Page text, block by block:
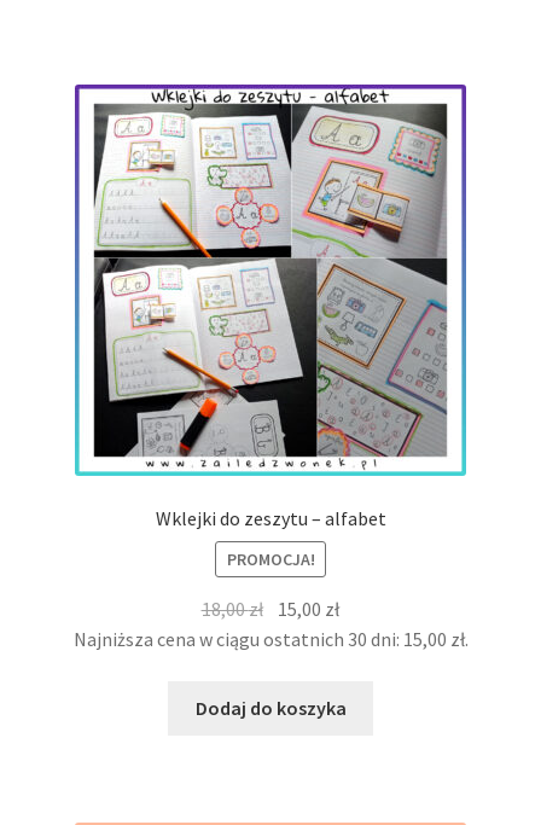
Wklejki do zeszytu – alfabet
PROMOCJA!
18,00zł Pierwotna
cena
18,00 zł.
15,00 złAktualna
cena
Najniższa cena w ciągu ostatnich 30 dni: 15,00 zł.
Dodaj do koszyka